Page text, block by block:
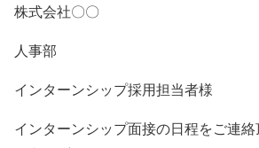
株式会社〇〇
人事部
インターンシップ採用担当者様
インターンシップ面接の日程をご連